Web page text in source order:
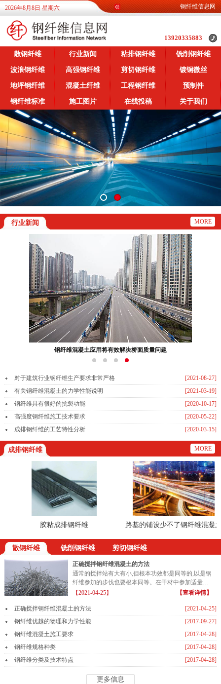
2026年8月8日 星期六 钢纤维信息网为
13920335883
散钢纤维 行业新闻 粘排钢纤维 铣削钢纤维
波浪钢纤维 高强钢纤维 剪切钢纤维 镀铜微丝
地坪钢纤维 混凝土纤维 工程钢纤维 预制件
钢纤维标准 施工图片 在线投稿 关于我们
行业新闻 MORE
钢纤维混凝土应用将有效解决桥面质量问题
[2021-08-27]
对于建筑行业钢纤维生产要求非常严格
[2021-03-19]
有关钢纤维混凝土的力学性能说明
[2020-10-17]
钢纤维具有很好的抗裂功能
[2020-05-22]
高强度钢纤维施工技术要求
[2020-03-15]
成排钢纤维的工艺特性分析
成排钢纤维 MORE
胶粘成排钢纤维 路基的铺设少不了钢纤维混凝土
散钢纤维 铣削钢纤维 剪切钢纤维
正确搅拌钢纤维混凝土的方法
通常的搅拌站有大有小,但根本功效都是同等的,以是钢
纤维参加的步伐也要根本同等。在干材中参加适量的
钢纤维...
【2021-04-25】 【查看详情】
[2021-04-25]
正确搅拌钢纤维混凝土的方法
[2017-09-27]
钢纤维优越的物理和力学性能
[2017-04-28]
钢纤维混凝土施工要求
[2017-04-28]
钢纤维规格种类
[2017-04-28]
钢纤维分类及技术特点
更多信息